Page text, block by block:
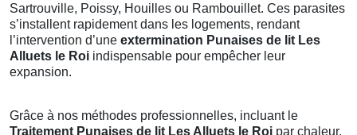
Sartrouville, Poissy, Houilles ou Rambouillet. Ces parasites
s’installent rapidement dans les logements, rendant
l’intervention d’une extermination Punaises de lit Les
Alluets le Roi indispensable pour empêcher leur
expansion.
Grâce à nos méthodes professionnelles, incluant le
Traitement Punaises de lit Les Alluets le Roi par chaleur,